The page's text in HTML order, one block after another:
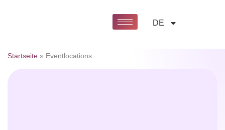
DE
Startseite » Eventlocations